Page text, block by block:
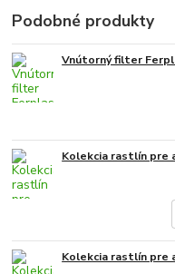
Podobné produkty
Vnútorný filter
Kolekcia rastlín pre
Kolekcia rastlín pre